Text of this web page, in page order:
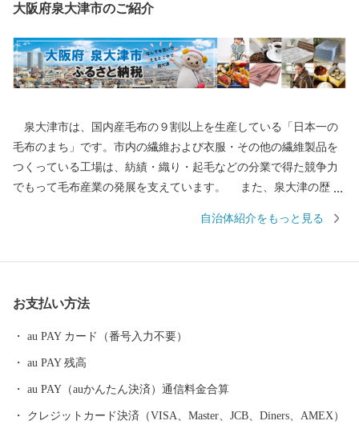
大阪府泉大津市のご紹介
泉大津市は、国内産毛布の９割以上を生産している「日本一の
毛布のまち」です。市内の繊維および衣服・その他の繊維製品を
つくっている工場は、紡績・織り・起毛などの分業で得た競争力
でもって毛布産業の発展を支えています。 また、泉大津の歴史
ていました。交通の要として人の往来も多く、随筆や紀行の中に
市、南部は大津川を境として泉北郡忠岡町と隣接しています。西
北部は大阪湾に面し、はるかに六甲山、淡路島を望むことができ
自治体紹介をもっと見る
お支払い方法
au PAY カード（番号入力不要）
au PAY 残高
au PAY（auかんたん決済）通信料金合算
クレジットカード決済（VISA、Master、JCB、Diners、AMEX）